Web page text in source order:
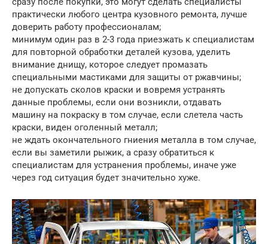
практически любого центра кузовного ремонта, лучше
доверить работу профессионалам;
минимум один раз в 2-3 года приезжать к специалистам
для повторной обработки деталей кузова, уделить
внимание днищу, которое следует промазать
специальными мастиками для защиты от ржавчины;
не допускать сколов краски и вовремя устранять
данные проблемы, если они возникли, отдавать
машину на покраску в том случае, если слетела часть
краски, виден оголенный металл;
не ждать окончательного гниения металла в том случае,
если вы заметили рыжик, а сразу обратиться к
специалистам для устранения проблемы, иначе уже
через год ситуация будет значительно хуже.